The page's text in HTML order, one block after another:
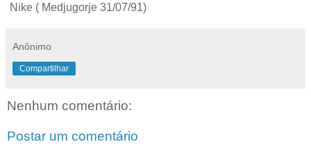
Nike ( Medjugorje 31/07/91)
Anônimo
Compartilhar
Nenhum comentário:
Postar um comentário